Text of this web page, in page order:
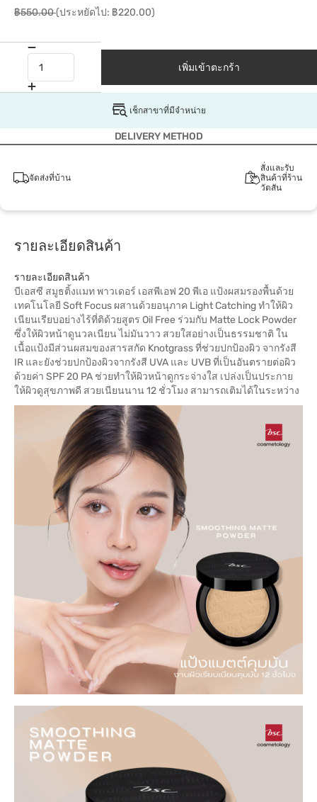
฿550.00(ประหยัดไป: ฿220.00)
เพิ่มเข้าตะกร้า
เช็กสาขาที่มีจำหน่าย
DELIVERY METHOD
จัดส่งที่บ้าน
สั่งและรับ
สินค้าที่ร้าน
วัตสัน
รายละเอียดสินค้า
รายละเอียดสินค้า
บีเอสซี สมูธติ้งแมท พาวเดอร์ เอสพีเอฟ 20 พีเอ แป้งผสมรองพื้นด้วย
เทคโนโลยี Soft Focus ผสานด้วยอนุภาค Light Catching ทำให้ผิว
เนียนเรียบอย่างไร้ที่ติด้วยสูตร Oil Free ร่วมกับ Matte Lock Powder
ซึ่งให้ผิวหน้าดูนวลเนียน ไม่มันวาว สวยใสอย่างเป็นธรรมชาติ ใน
เนื้อแป้งมีส่วนผสมของสารสกัด Knotgrass ที่ช่วยปกป้องผิว จากรังสี
IR และยังช่วยปกป้องผิวจากรังสี UVA และ UVB ที่เป็นอันตรายต่อผิว
ด้วยค่า SPF 20 PA ช่วยทำให้ผิวหน้าดูกระจ่างใส เปล่งเป็นประกาย
ให้ผิวดูสุขภาพดี สวยเนียนนาน 12 ชั่วโมง สามารถเติมได้ในระหว่าง